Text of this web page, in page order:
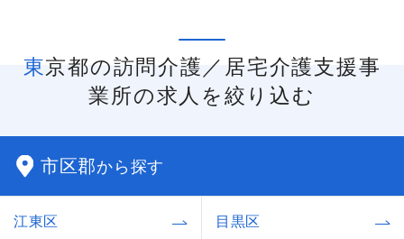
東京都の訪問介護／居宅介護支援事
業所の求人を絞り込む
市区郡から探す
江東区 目黒区